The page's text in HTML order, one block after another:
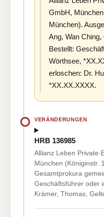
GmbH,
München).
Ang, Wan
Bestellt:
Wörthsee,
erloschen: Dr.
*XX.XX.XXXX.
VERÄNDERUNGEN
HRB 136985
Allianz Leben Private
München (Königinstr.
Gesamtprokura
Geschäftsführer oder
Krämer, Thomas,